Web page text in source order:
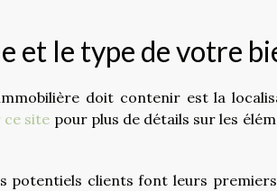
et le type de votre
doit contenir est la
site pour plus de détails sur les
potentiels clients font leurs premiers